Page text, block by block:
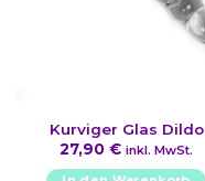
Kurviger Glas Dildo
27,90 € inkl. MwSt.